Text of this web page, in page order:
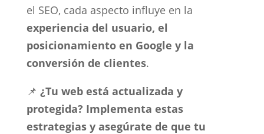
el SEO, cada aspecto influye en la
experiencia del usuario, el
posicionamiento en Google y la
conversión de clientes.
📌 ¿Tu web está actualizada y
protegida? Implementa estas
estrategias y asegúrate de que tu